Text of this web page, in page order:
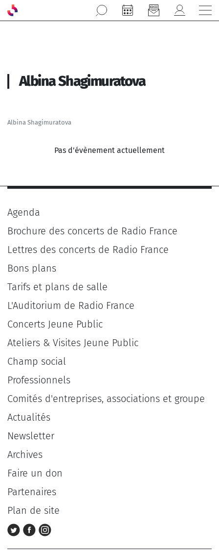
Aller au contenu principal
Albina Shagimuratova
Albina Shagimuratova
Pas d'évènement actuellement
Agenda
Brochure des concerts de Radio France
Lettres des concerts de Radio France
Bons plans
Tarifs et plans de salle
L'Auditorium de Radio France
Concerts Jeune Public
Ateliers & Visites Jeune Public
Champ social
Professionnels
Comités d'entreprises, associations et groupe
Actualités
Newsletter
Archives
Faire un don
Partenaires
Plan de site